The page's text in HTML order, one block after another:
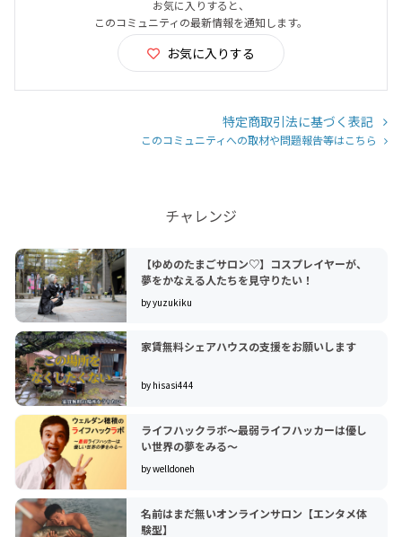
お気に入りすると、
このコミュニティの最新情報を通知します。
お気に入りする
特定商取引法に基づく表記
このコミュニティへの取材や問題報告等はこちら
チャレンジ
【ゆめのたまごサロン♡】コスプレイヤーが、
夢をかなえる人たちを見守りたい！
by yuzukiku
家賃無料シェアハウスの支援をお願いします
by hisasi444
ライフハックラボ～最弱ライフハッカーは優し
い世界の夢をみる～
by welldoneh
名前はまだ無いオンラインサロン【エンタメ体
験型】